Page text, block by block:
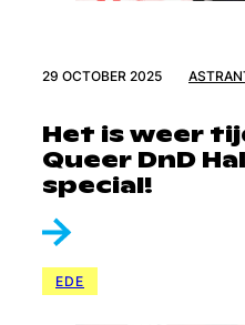
29 OCTOBER 2025
Het is weer
Queer DnD
special!
EDE